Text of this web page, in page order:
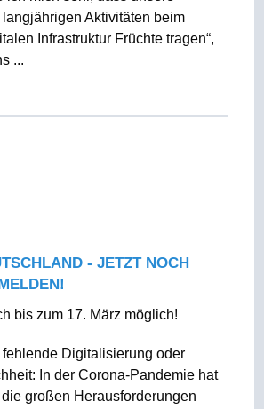
Aktivitäten beim
Infrastruktur Früchte tragen“,
...
- JETZT NOCH
bis zum 17. März möglich!
Digitalisierung oder
In der Corona-Pandemie hat
großen Herausforderungen